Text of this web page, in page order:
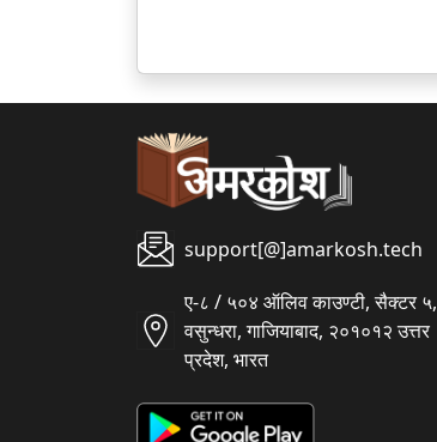
support[@]amarkosh.tech
ए-८ / ५०४ ऑलिव काउण्टी, सैक्टर ५,
वसुन्धरा, गाजियाबाद, २०१०१२ उत्तर
प्रदेश, भारत